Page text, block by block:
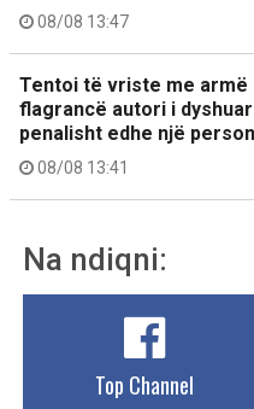
08/08 13:47
Tentoi të vriste me armë
flagrancë autori i
penalisht edhe një
08/08 13:41
Na ndiqni:
Top Channel